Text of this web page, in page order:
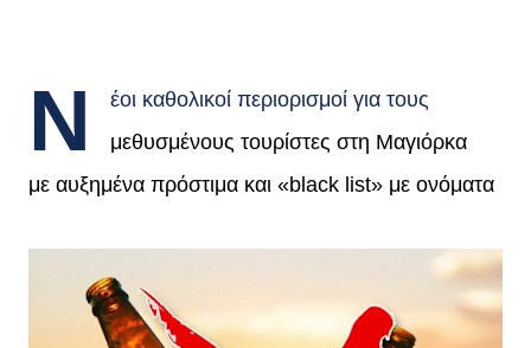
Ν
έοι καθολικοί περιορισμοί για τους
μεθυσμένους τουρίστες στη Μαγιόρκα
με αυξημένα πρόστιμα και «black list» με ονόματα